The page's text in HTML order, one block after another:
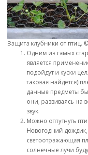
Защита клубники от птиц. ©
Одним из самых
является
подойдут и куски
таковая найдется)
данные предметы
они, развиваясь на
звук.
Можно отпугнуть
Новогодний
светоотражающая
солнечные лучи